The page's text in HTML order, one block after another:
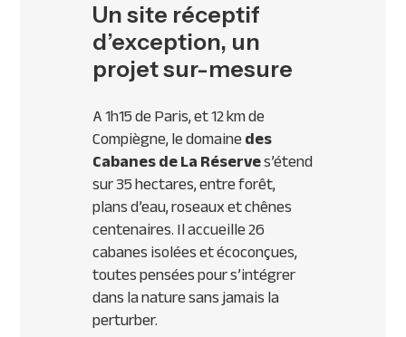
Un site réceptif
d’exception, un
projet sur-mesure
A 1h15 de Paris, et 12 km de
Compiègne, le domainedes
Cabanes de La Réserves’étend
sur 35 hectares, entre forêt,
plans d’eau, roseaux et chênes
centenaires. Il accueille 26
cabanes isolées et écoconçues,
toutes pensées pour s’intégrer
dans la nature sans jamais la
perturber.